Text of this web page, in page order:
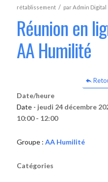
rétablissement / parAdmin Digital
Réunion en
AA Humilité
Date/heure
Date - jeudi 24 décembre
10:00 - 12:00
Groupe : AA Humilité
Catégories